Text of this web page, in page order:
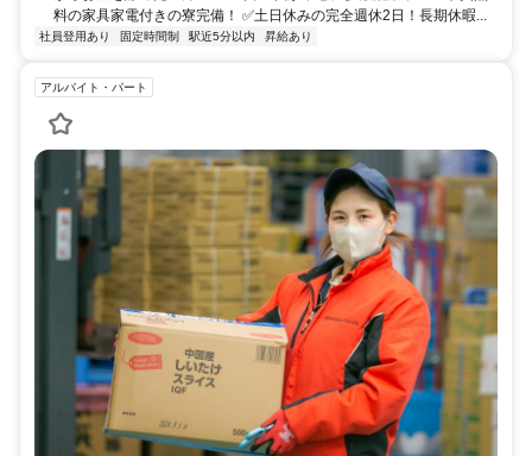
料の家具家電付きの寮完備！ ✅土日休みの完全週休2日！長期休暇...
社員登用あり 固定時間制 駅近5分以内 昇給あり
アルバイト・パート